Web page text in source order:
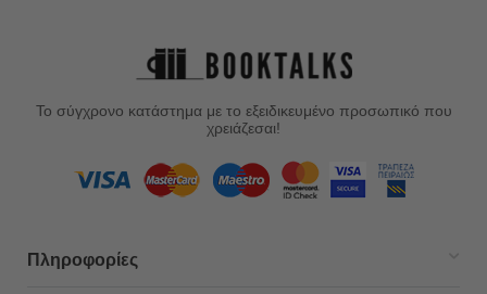
Το σύγχρονο κατάστημα με το εξειδικευμένο προσωπικό που
χρειάζεσαι!
Πληροφορίες